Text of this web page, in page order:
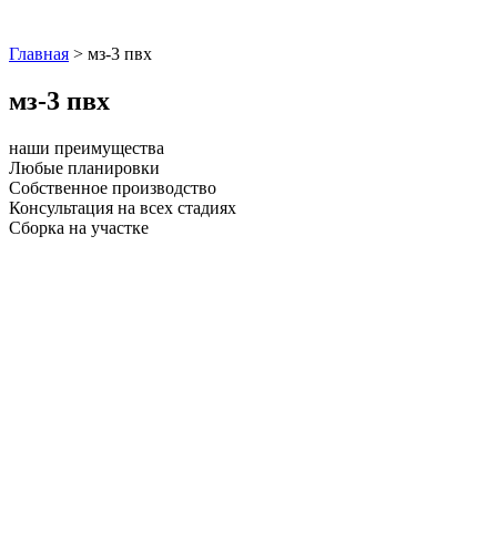
Главная > мз-3 пвх
мз-3 пвх
наши преимущества
Любые планировки
Собственное производство
Консультация на всех стадиях
Сборка на участке